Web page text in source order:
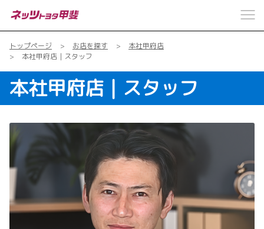
トップページ お店を探す
本社甲府店
本社甲府店｜スタッフ
本社甲府店｜スタッフ